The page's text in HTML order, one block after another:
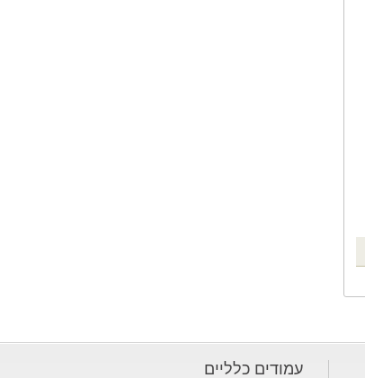
עמודים כלליים